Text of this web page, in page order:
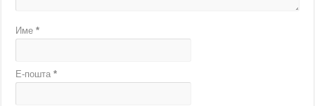
Име*
Е-пошта*